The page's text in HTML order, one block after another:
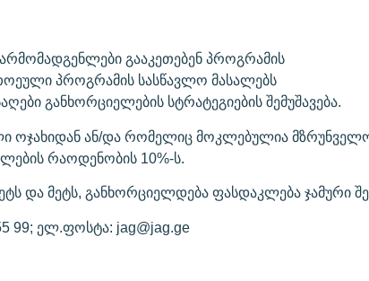
გააკეთებენ პროგრამის
პროგრამის სასწავლო მასალებს
განხორციელების სტრატეგიების შემუშავება.
ან/და რომელიც მოკლებულია
რაოდენობის 10%-ს.
და მეტს, განხორციელდება ფასდაკლება ჯამური
99; ელ.ფოსტა: jag@jag.ge